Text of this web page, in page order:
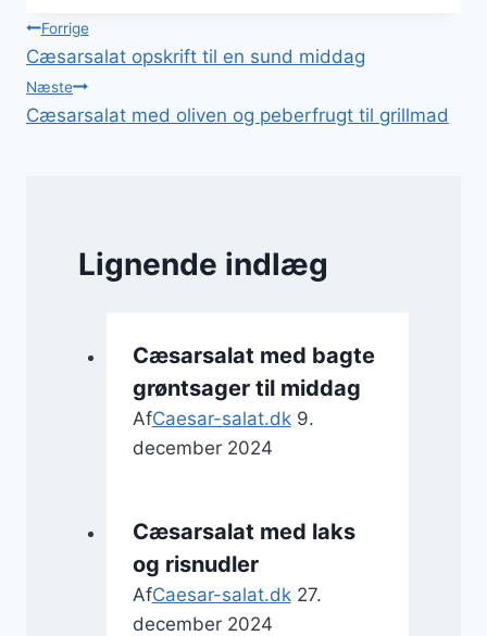
Indlægsnavigation
Forrige
Cæsarsalat opskrift til en sund middag
Næste
Cæsarsalat med oliven og peberfrugt til grillmad
Lignende indlæg
Cæsarsalat med bagte
grøntsager til middag
AfCaesar-salat.dk 9.
december 2024
Cæsarsalat med laks
og risnudler
AfCaesar-salat.dk 27.
december 2024